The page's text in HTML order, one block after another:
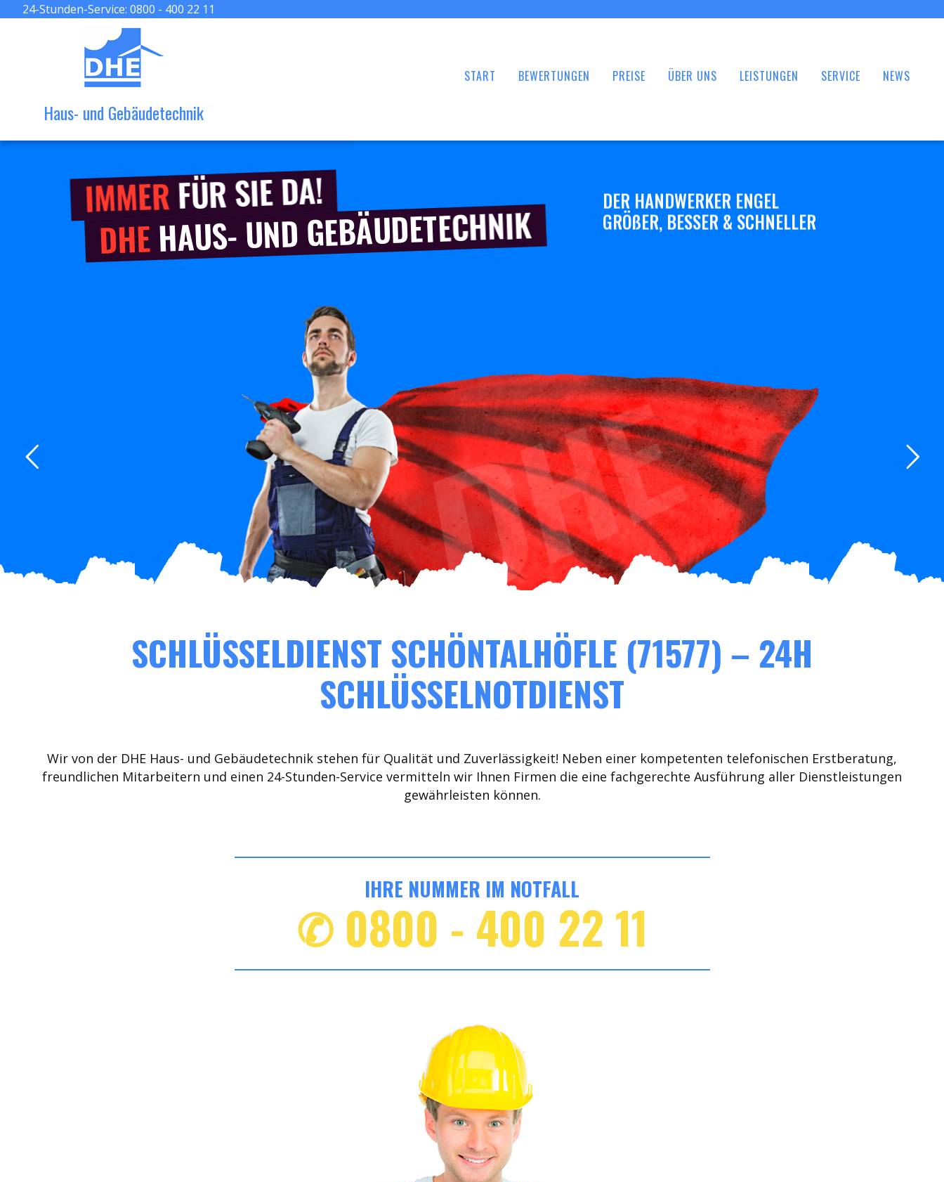
24-Stunden-Service: 0800 - 400 22 11
Haus- und Gebäudetechnik
START BEWERTUNGEN PREISE ÜBER UNS LEISTUNGEN SERVICE NEWS
IMMERFÜR SIE DA!
DHEHAUS- UND GEBÄUDETECHNIK
DER HANDWERKER ENGEL
GRÖßER, BESSER & SCHNELLER
SCHLÜSSELDIENST SCHÖNTALHÖFLE (71577) – 24H
SCHLÜSSELNOTDIENST
Wir von der DHE Haus- und Gebäudetechnik stehen für Qualität und Zuverlässigkeit! Neben einer kompetenten telefonischen Erstberatung,
freundlichen Mitarbeitern und einen 24-Stunden-Service vermitteln wir Ihnen Firmen die eine fachgerechte Ausführung aller Dienstleistungen
gewährleisten können.
IHRE NUMMER IM NOTFALL
✆ 0800 - 400 22 11